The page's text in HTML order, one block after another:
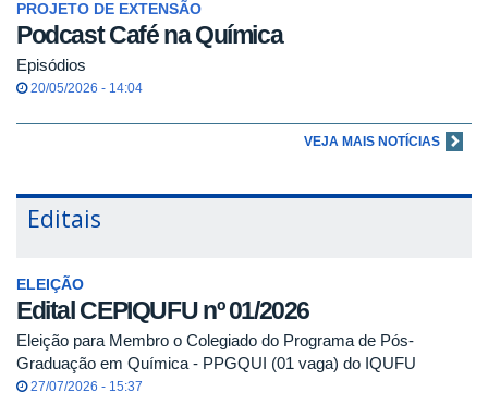
PROJETO DE EXTENSÃO
Podcast Café na Química
Episódios
20/05/2026 - 14:04
VEJA MAIS NOTÍCIAS
Editais
ELEIÇÃO
Edital CEPIQUFU nº 01/2026
Eleição para Membro o Colegiado do Programa de Pós-
Graduação em Química - PPGQUI (01 vaga) do IQUFU
27/07/2026 - 15:37